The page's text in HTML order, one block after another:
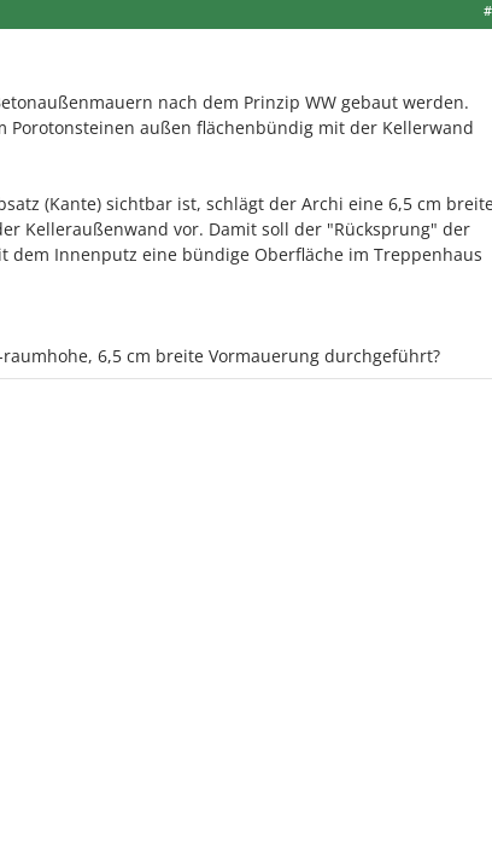
nach dem Prinzip WW gebaut werden.
Porotonsteinen außen flächenbündig mit der Kellerwand
(Kante) sichtbar ist, schlägt der Archi eine 6,5 cm
Kelleraußenwand vor. Damit soll der "Rücksprung" der
dem Innenputz eine bündige Oberfläche im Treppenhaus
6,5 cm breite Vormauerung durchgeführt?